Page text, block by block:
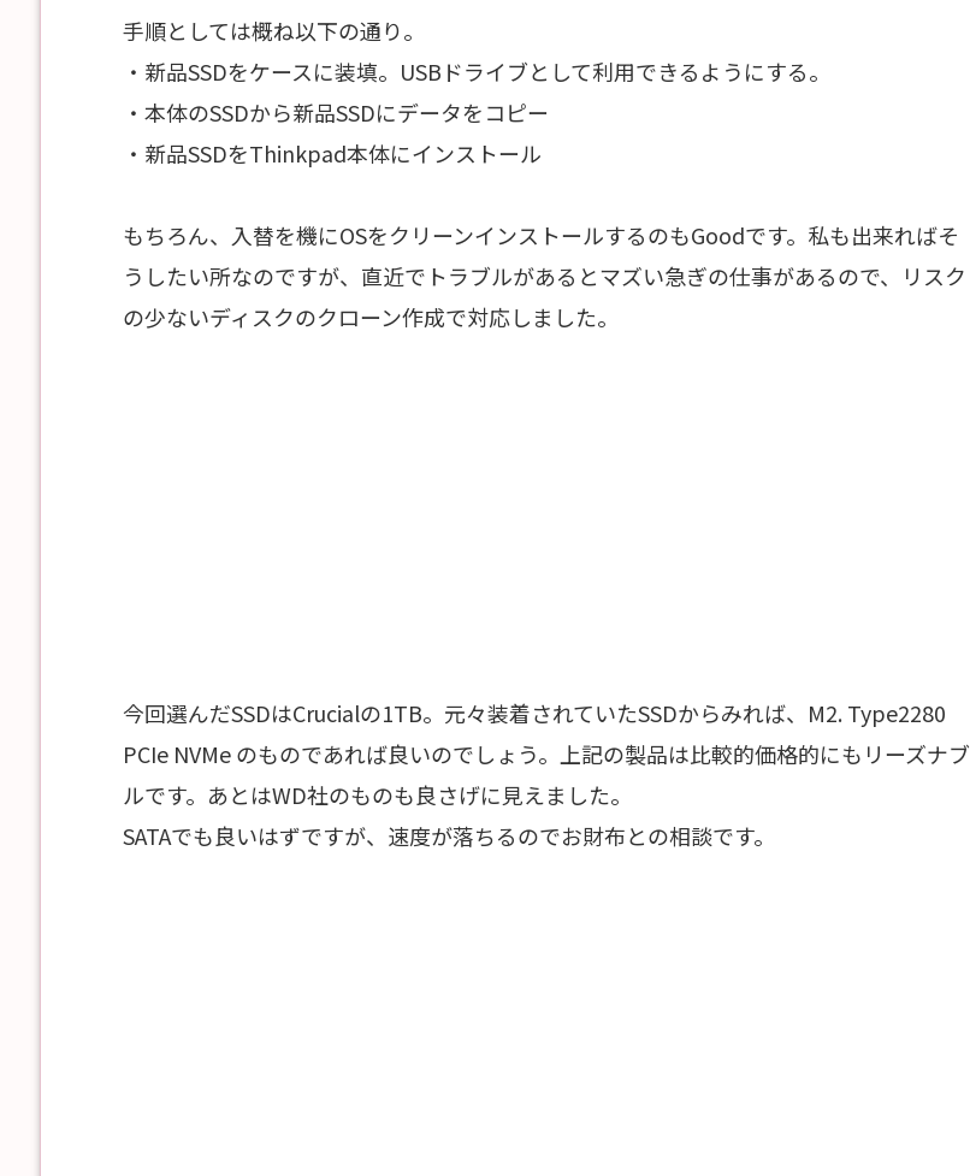
手順としては概ね以下の通り。
・新品SSDをケースに装填。USBドライブとして利用できるようにする。
・本体のSSDから新品SSDにデータをコピー
・新品SSDをThinkpad本体にインストール
もちろん、入替を機にOSをクリーンインストールするのもGoodです。私も出来ればそ
うしたい所なのですが、直近でトラブルがあるとマズい急ぎの仕事があるので、リスク
の少ないディスクのクローン作成で対応しました。
今回選んだSSDはCrucialの1TB。元々装着されていたSSDからみれば、M2. Type2280
PCIe NVMe のものであれば良いのでしょう。上記の製品は比較的価格的にもリーズナブ
ルです。あとはWD社のものも良さげに見えました。
SATAでも良いはずですが、速度が落ちるのでお財布との相談です。